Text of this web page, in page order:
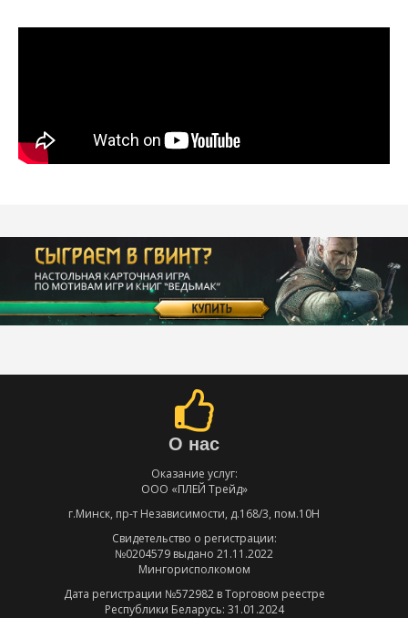
О нас
Оказание услуг:
ООО «ПЛЕЙ Трейд»
г.Минск, пр-т Независимости, д.168/3, пом.10Н
Свидетельство о регистрации:
№0204579 выдано 21.11.2022
Мингорисполкомом
Дата регистрации №572982 в Торговом реестре
Республики Беларусь: 31.01.2024